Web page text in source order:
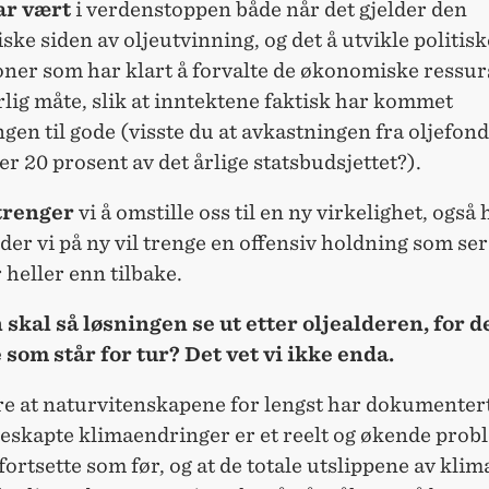
vært i verdenstoppen både når det gjelder den
siden av oljeutvinning, og det å utvikle
som har klart å forvalte de økonomiske
måte, slik at inntektene faktisk har kommet
til gode (visste du at avkastningen fra
20 prosent av det årlige statsbudsjettet?).
vi å omstille oss til en ny virkelighet, også
vi på ny vil trenge en offensiv holdning som ser
heller enn tilbake.
skal så løsningen se ut etter oljealderen, for
som står for tur? Det vet vi ikke enda.
at naturvitenskapene for lengst har
klimaendringer er et reelt og økende
som før, og at de totale utslippene av